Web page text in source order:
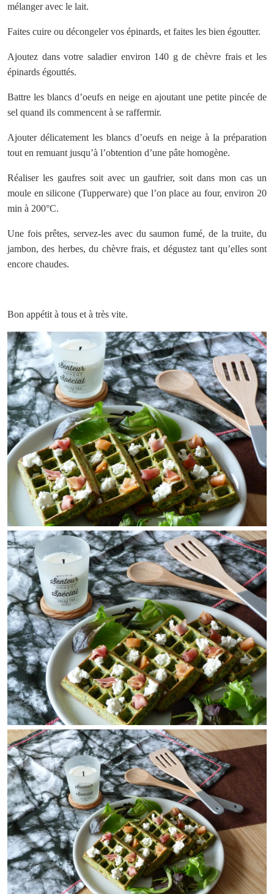
mélanger avec le lait.
Faites cuire ou décongeler vos épinards, et faites les bien égoutter.
Ajoutez dans votre saladier environ 140 g de chèvre frais et les
épinards égouttés.
Battre les blancs d’oeufs en neige en ajoutant une petite pincée de
sel quand ils commencent à se raffermir.
Ajouter délicatement les blancs d’oeufs en neige à la préparation
tout en remuant jusqu’à l’obtention d’une pâte homogène.
Réaliser les gaufres soit avec un gaufrier, soit dans mon cas un
moule en silicone (Tupperware) que l’on place au four, environ 20
min à 200°C.
Une fois prêtes, servez-les avec du saumon fumé, de la truite, du
jambon, des herbes, du chèvre frais, et dégustez tant qu’elles sont
encore chaudes.
Bon appétit à tous et à très vite.